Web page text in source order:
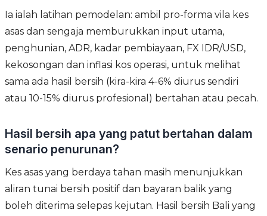
Ia ialah latihan pemodelan: ambil pro-forma vila kes
asas dan sengaja memburukkan input utama,
penghunian, ADR, kadar pembiayaan, FX IDR/USD,
kekosongan dan inflasi kos operasi, untuk melihat
sama ada hasil bersih (kira-kira 4-6% diurus sendiri
atau 10-15% diurus profesional) bertahan atau pecah.
Hasil bersih apa yang patut bertahan dalam
senario penurunan?
Kes asas yang berdaya tahan masih menunjukkan
aliran tunai bersih positif dan bayaran balik yang
boleh diterima selepas kejutan. Hasil bersih Bali yang